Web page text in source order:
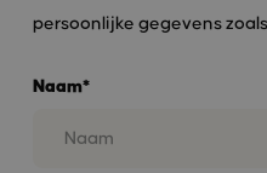
persoonlijke gegevens
Naam*